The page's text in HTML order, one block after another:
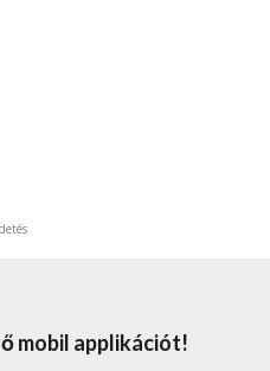
mobil applikációt!